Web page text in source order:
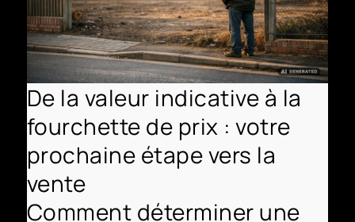
De la valeur indicative à la
fourchette de prix : votre
prochaine étape vers la
vente
Comment déterminer une